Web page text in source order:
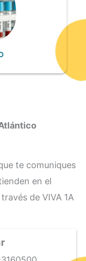
te comuniques
en el
de VIVA 1A